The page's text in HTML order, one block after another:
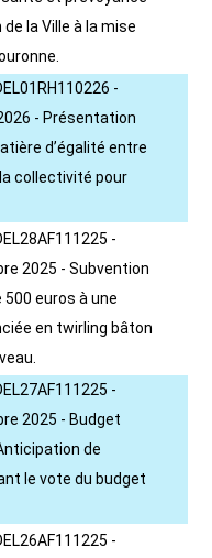
la Ville à la mise
-
- Présentation
d’égalité entre
collectivité pour
-
2025 - Subvention
euros à une
en twirling bâton
-
2025 - Budget
de
le vote du budget
-